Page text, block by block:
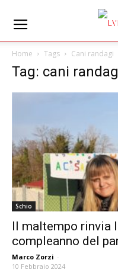
Home Tags Cani randagi
Tag: cani
Schio
Il maltempo rinvia
compleanno del
Marco Zorzi -
10 Febbraio 2024